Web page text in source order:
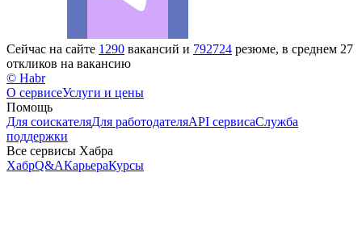
Сейчас на сайте 1290 вакансий и 792724 резюме, в среднем 27
откликов на вакансию
© Habr
О сервисеУслуги и цены
Помощь
Для соискателяДля работодателяAPI сервисаСлужба
поддержки
Все сервисы Хабра
ХабрQ&AКарьераКурсы